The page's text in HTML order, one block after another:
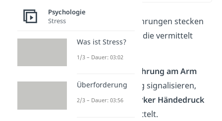
In Gesten und Berührungen stecken
viele Informationen, die vermittelt
sanfte Berührung am Arm
kann Ermutigung signalisieren,
während ein
starker Händedruck
Dominanz vermittelt.
Psychologie
Stress
Was ist Stress?
1/3 – Dauer: 03:02
Überforderung
2/3 – Dauer: 03:56